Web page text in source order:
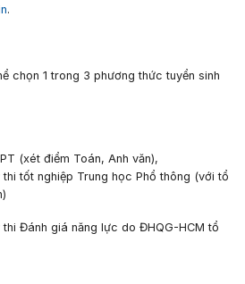
.
chọn 1 trong 3 phương thức tuyển sinh
(xét điểm Toán, Anh văn),
thi tốt nghiệp Trung học Phổ thông (với tổ
thi Đánh giá năng lực do ĐHQG-HCM tổ